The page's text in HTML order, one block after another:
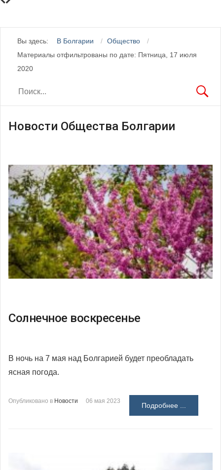
Вы здесь: В Болгарии
Общество
Материалы отфильтрованы по дате: Пятница, 17 июля
2020
Новости Общества Болгарии
Солнечное воскресенье
В ночь на 7 мая над Болгарией будет преобладать
ясная погода.
Опубликовано в Новости 06 мая 2023
Подробнее ...